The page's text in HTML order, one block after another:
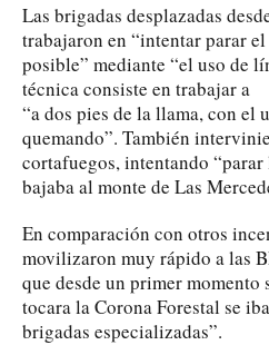
Las brigadas desplazadas
trabajaron en “intentar parar
posible” mediante “el uso de
técnica consiste en trabajar a
“a dos pies de la llama, con el
quemando”. También
cortafuegos, intentando
bajaba al monte de Las
En comparación con otros
movilizaron muy rápido a las
que desde un primer momento
tocara la Corona Forestal se
brigadas especializadas”.